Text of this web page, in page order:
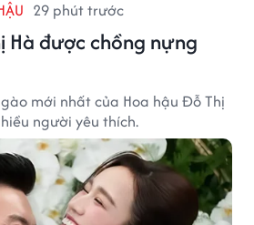
29 phút trước
Hà được chồng nựng
mới nhất của Hoa hậu Đỗ Thị
người yêu thích.